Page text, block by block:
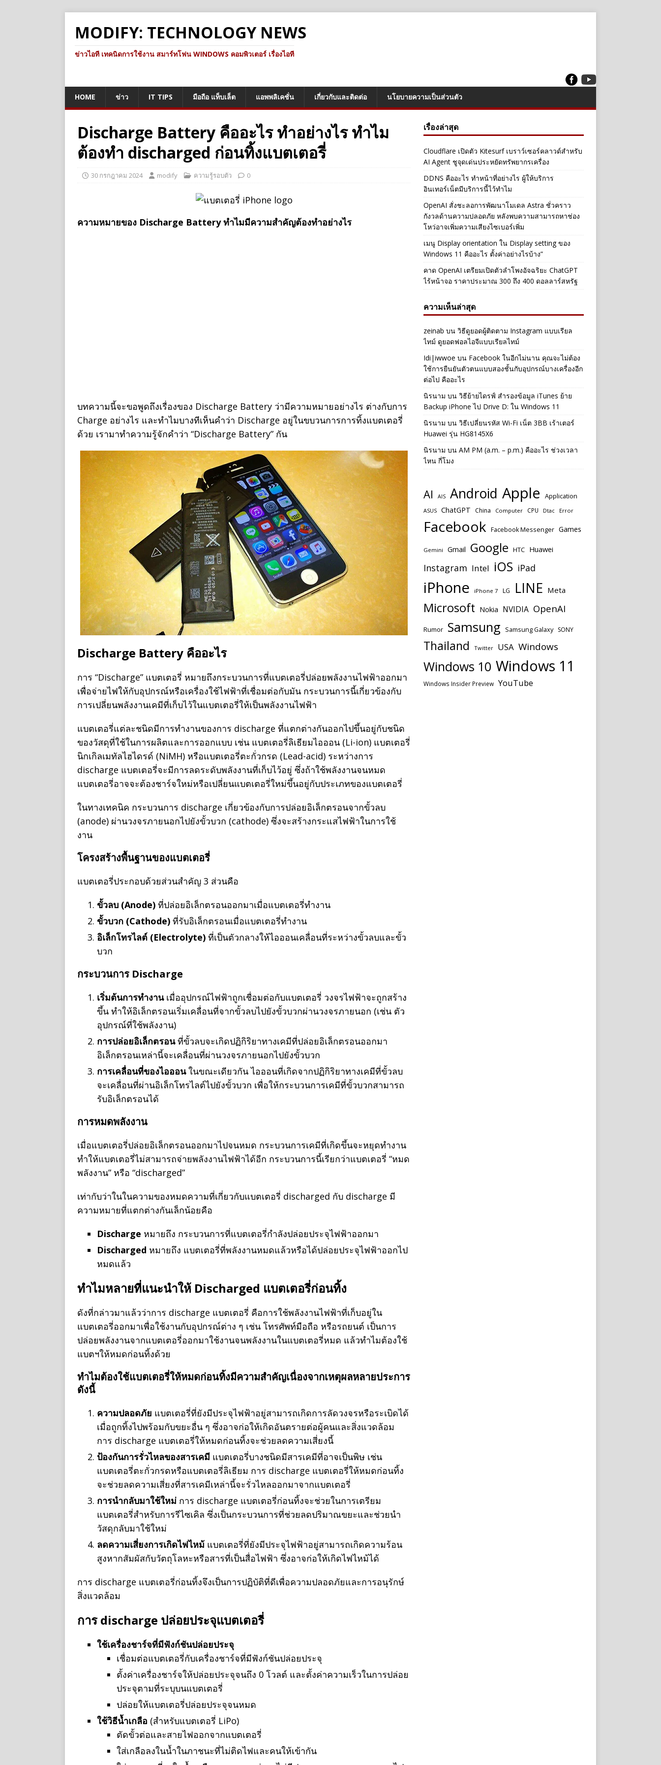
MODIFY: TECHNOLOGY NEWS
ข่าวไอที เทคนิดการใช้งาน สมาร์ทโฟน WINDOWS คอมพิวเตอร์ เรื่องไอที
HOME ข่าว IT TIPS มือถือ แท็บเล็ต แอพพลิเคชั่น เกี่ยวกับและติดต่อ นโยบายความเป็นส่วนตัว
Discharge Battery คืออะไร ทำอย่างไร ทำไม
ต้องทำ discharged ก่อนทิ้งแบตเตอรี่
30 กรกฎาคม 2024 modify ความรู้รอบตัว 0
ความหมายของ Discharge Battery ทำไมมีความสำคัญต้องทำอย่างไร
บทความนี้จะขอพูดถึงเรื่องของ Discharge Battery ว่ามีความหมายอย่างไร ต่างกับการ
Charge อย่างไร และทำไมบางทีเห็นคำว่า Discharge อยู่ในขบวนการการทิ้งแบตเตอรี่
ด้วย เรามาทำความรู้จักคำว่า “Discharge Battery” กัน
Discharge Battery คืออะไร
การ “Discharge” แบตเตอรี่ หมายถึงกระบวนการที่แบตเตอรี่ปล่อยพลังงานไฟฟ้าออกมา
เพื่อจ่ายไฟให้กับอุปกรณ์หรือเครื่องใช้ไฟฟ้าที่เชื่อมต่อกับมัน กระบวนการนี้เกี่ยวข้องกับ
การเปลี่ยนพลังงานเคมีที่เก็บไว้ในแบตเตอรี่ให้เป็นพลังงานไฟฟ้า
แบตเตอรี่แต่ละชนิดมีการทำงานของการ discharge ที่แตกต่างกันออกไปขึ้นอยู่กับชนิด
ของวัสดุที่ใช้ในการผลิตและการออกแบบ เช่น แบตเตอรี่ลิเธียมไอออน (Li-ion) แบตเตอรี่
นิกเกิลเมทัลไฮไดรด์ (NiMH) หรือแบตเตอรี่ตะกั่วกรด (Lead-acid) ระหว่างการ
discharge แบตเตอรี่จะมีการลดระดับพลังงานที่เก็บไว้อยู่ ซึ่งถ้าใช้พลังงานจนหมด
แบตเตอรี่อาจจะต้องชาร์จใหม่หรือเปลี่ยนแบตเตอรี่ใหม่ขึ้นอยู่กับประเภทของแบตเตอรี่
ในทางเทคนิค กระบวนการ discharge เกี่ยวข้องกับการปล่อยอิเล็กตรอนจากขั้วลบ
(anode) ผ่านวงจรภายนอกไปยังขั้วบวก (cathode) ซึ่งจะสร้างกระแสไฟฟ้าในการใช้
งาน
โครงสร้างพื้นฐานของแบตเตอรี่
แบตเตอรี่ประกอบด้วยส่วนสำคัญ 3 ส่วนคือ
ขั้วลบ (Anode) ที่ปล่อยอิเล็กตรอนออกมาเมื่อแบตเตอรี่ทำงาน
ขั้วบวก (Cathode) ที่รับอิเล็กตรอนเมื่อแบตเตอรี่ทำงาน
อิเล็กโทรไลต์ (Electrolyte) ที่เป็นตัวกลางให้ไอออนเคลื่อนที่ระหว่างขั้วลบและขั้ว
บวก
กระบวนการ Discharge
เริ่มต้นการทำงานเมื่ออุปกรณ์ไฟฟ้าถูกเชื่อมต่อกับแบตเตอรี่ วงจรไฟฟ้าจะถูกสร้าง
ขึ้น ทำให้อิเล็กตรอนเริ่มเคลื่อนที่จากขั้วลบไปยังขั้วบวกผ่านวงจรภายนอก (เช่น ตัว
อุปกรณ์ที่ใช้พลังงาน)
การปล่อยอิเล็กตรอนที่ขั้วลบจะเกิดปฏิกิริยาทางเคมีที่ปล่อยอิเล็กตรอนออกมา
อิเล็กตรอนเหล่านี้จะเคลื่อนที่ผ่านวงจรภายนอกไปยังขั้วบวก
การเคลื่อนที่ของไอออนในขณะเดียวกัน ไอออนที่เกิดจากปฏิกิริยาทางเคมีที่ขั้วลบ
จะเคลื่อนที่ผ่านอิเล็กโทรไลต์ไปยังขั้วบวก เพื่อให้กระบวนการเคมีที่ขั้วบวกสามารถ
รับอิเล็กตรอนได้
การหมดพลังงาน
เมื่อแบตเตอรี่ปล่อยอิเล็กตรอนออกมาไปจนหมด กระบวนการเคมีที่เกิดขึ้นจะหยุดทำงาน
ทำให้แบตเตอรี่ไม่สามารถจ่ายพลังงานไฟฟ้าได้อีก กระบวนการนี้เรียกว่าแบตเตอรี่ “หมด
พลังงาน” หรือ “discharged”
เท่ากับว่าในในความของหมดความที่เกี่ยวกับแบตเตอรี่ discharged กับ discharge มี
ความหมายที่แตกต่างกันเล็กน้อยคือ
Discharge หมายถึง กระบวนการที่แบตเตอรี่กำลังปล่อยประจุไฟฟ้าออกมา
Discharged หมายถึง แบตเตอรี่ที่พลังงานหมดแล้วหรือได้ปล่อยประจุไฟฟ้าออกไป
หมดแล้ว
ทำไมหลายที่แนะนำให้ Discharged แบตเตอรี่ก่อนทิ้ง
ดังที่กล่าวมาแล้วว่าการ discharge แบตเตอรี่ คือการใช้พลังงานไฟฟ้าที่เก็บอยู่ใน
แบตเตอรี่ออกมาเพื่อใช้งานกับอุปกรณ์ต่าง ๆ เช่น โทรศัพท์มือถือ หรือรถยนต์ เป็นการ
ปล่อยพลังงานจากแบตเตอรี่ออกมาใช้งานจนพลังงานในแบตเตอรี่หมด แล้วทำไมต้องใช้
แบตฯให้หมดก่อนทิ้งด้วย
ทำไมต้องใช้แบตเตอรี่ให้หมดก่อนทิ้งมีความสำคัญเนื่องจากเหตุผลหลายประการ
ดังนี้
ความปลอดภัย แบตเตอรี่ที่ยังมีประจุไฟฟ้าอยู่สามารถเกิดการลัดวงจรหรือระเบิดได้
เมื่อถูกทิ้งไปพร้อมกับขยะอื่น ๆ ซึ่งอาจก่อให้เกิดอันตรายต่อผู้คนและสิ่งแวดล้อม
การ discharge แบตเตอรี่ให้หมดก่อนทิ้งจะช่วยลดความเสี่ยงนี้
ป้องกันการรั่วไหลของสารเคมี แบตเตอรี่บางชนิดมีสารเคมีที่อาจเป็นพิษ เช่น
แบตเตอรี่ตะกั่วกรดหรือแบตเตอรี่ลิเธียม การ discharge แบตเตอรี่ให้หมดก่อนทิ้ง
จะช่วยลดความเสี่ยงที่สารเคมีเหล่านี้จะรั่วไหลออกมาจากแบตเตอรี่
การนำกลับมาใช้ใหม่ การ discharge แบตเตอรี่ก่อนทิ้งจะช่วยในการเตรียม
แบตเตอรี่สำหรับการรีไซเคิล ซึ่งเป็นกระบวนการที่ช่วยลดปริมาณขยะและช่วยนำ
วัสดุกลับมาใช้ใหม่
ลดความเสี่ยงการเกิดไฟไหม้ แบตเตอรี่ที่ยังมีประจุไฟฟ้าอยู่สามารถเกิดความร้อน
สูงหากสัมผัสกับวัตถุโลหะหรือสารที่เป็นสื่อไฟฟ้า ซึ่งอาจก่อให้เกิดไฟไหม้ได้
การ discharge แบตเตอรี่ก่อนทิ้งจึงเป็นการปฏิบัติที่ดีเพื่อความปลอดภัยและการอนุรักษ์
สิ่งแวดล้อม
การ discharge ปล่อยประจุแบตเตอรี่
ใช้เครื่องชาร์จที่มีฟังก์ชันปล่อยประจุ
เชื่อมต่อแบตเตอรี่กับเครื่องชาร์จที่มีฟังก์ชันปล่อยประจุ
ตั้งค่าเครื่องชาร์จให้ปล่อยประจุจนถึง 0 โวลต์ และตั้งค่าความเร็วในการปล่อย
ประจุตามที่ระบุบนแบตเตอรี่
ปล่อยให้แบตเตอรี่ปล่อยประจุจนหมด
ใช้วิธีน้ำเกลือ (สำหรับแบตเตอรี่ LiPo)
ตัดขั้วต่อและสายไฟออกจากแบตเตอรี่
ใส่เกลือลงในน้ำในภาชนะที่ไม่ติดไฟและคนให้เข้ากัน
เรื่องล่าสุด
Cloudflare เปิดตัว Kitesurf เบราว์เซอร์คลาวด์สำหรับ
AI Agent ชูจุดเด่นประหยัดทรัพยากรเครื่อง
DDNS คืออะไร ทำหน้าที่อย่างไร ผู้ให้บริการ
อินเทอร์เน็ตมีบริการนี้ไว้ทำไม
OpenAI สั่งชะลอการพัฒนาโมเดล Astra ชั่วคราว
กังวลด้านความปลอดภัย หลังพบความสามารถหาช่อง
โหว่อาจเพิ่มความเสียงไซเบอร์เพิ่ม
เมนู Display orientation ใน Display setting ของ
Windows 11 คืออะไร ตั้งค่าอย่างไรบ้าง”
คาด OpenAI เตรียมเปิดตัวลำโพงอัจฉริยะ ChatGPT
ไร้หน้าจอ ราคาประมาณ 300 ถึง 400 ดอลลาร์สหรัฐ
ความเห็นล่าสุด
zeinab บน วิธีดูยอดผู้ติดตาม Instagram แบบเรียล
ไทม์ ดูยอดฟอลไอจีแบบเรียลไทม์
Idi|iwwoe บน Facebook ในอีกไม่นาน คุณจะไม่ต้อง
ใช้การยืนยันตัวตนแบบสองชั้นกับอุปกรณ์บางเครื่องอีก
ต่อไป คืออะไร
นิรนาม บน วิธีย้ายไดรฟ์ สำรองข้อมูล iTunes ย้าย
Backup iPhone ไป Drive D: ใน Windows 11
นิรนาม บน วิธีเปลี่ยนรหัส Wi-Fi เน็ต 3BB เร้าเตอร์
Huawei รุ่น HG8145X6
นิรนาม บน AM PM (a.m. – p.m.) คืออะไร ช่วงเวลา
ไหน กี่โมง
AI AIS Android Apple Application
ASUS ChatGPT China Computer CPU Dtac Error
Facebook Facebook Messenger Games
Gemini Gmail Google HTC Huawei
Instagram Intel iOS iPad
iPhone iPhone 7 LG LINE Meta
Microsoft Nokia NVIDIA OpenAI
Rumor Samsung Samsung Galaxy SONY
Thailand Twitter USA Windows
Windows 10 Windows 11
Windows Insider Preview YouTube